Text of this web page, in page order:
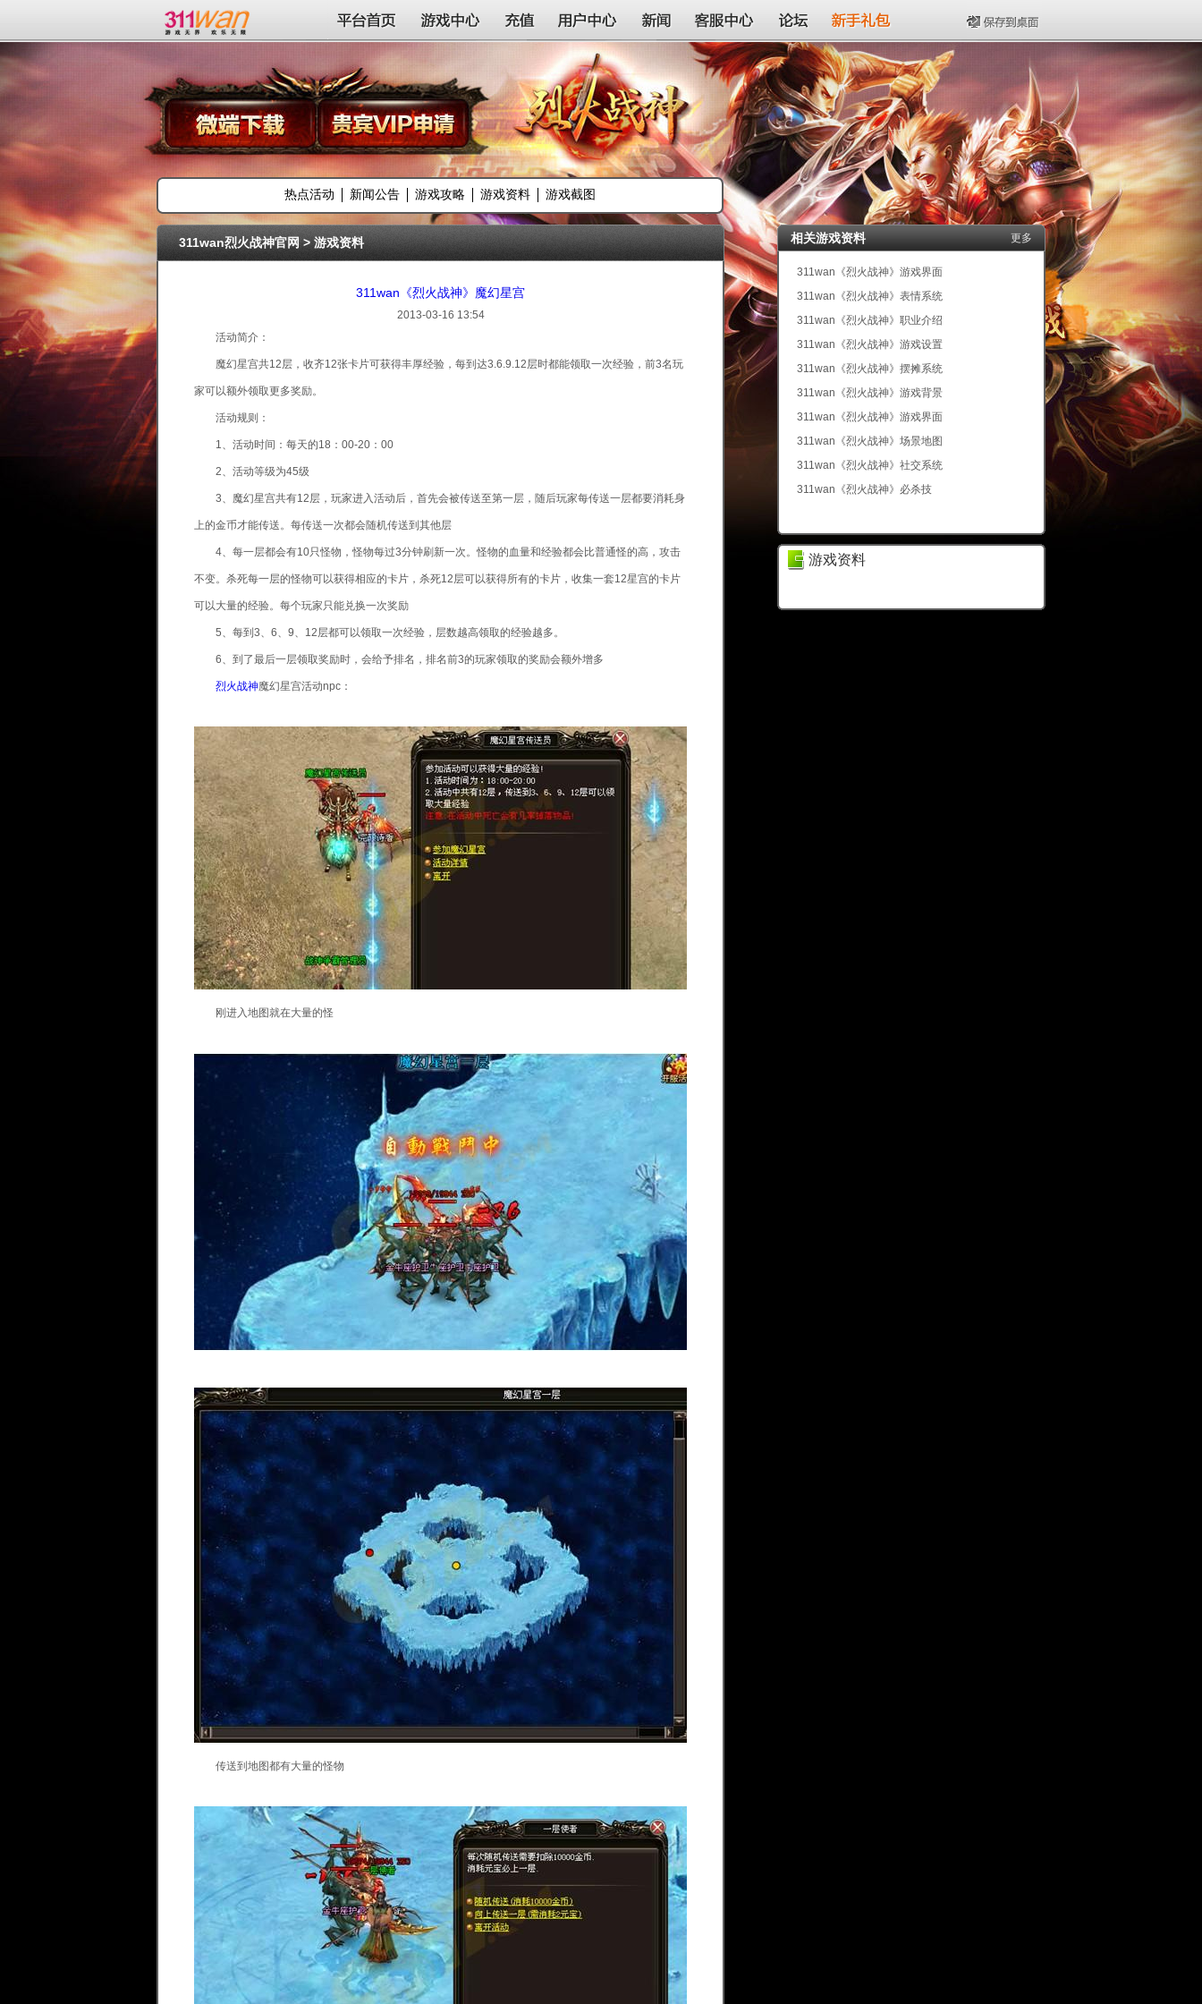
311wan平台 平台首页 游戏中心 充值 用户中心 新闻 客服中心 论坛 新手礼包 保存到桌面
热点活动 新闻公告 游戏攻略 游戏资料 游戏截图
311wan烈火战神官网>游戏资料
311wan《烈火战神》魔幻星宫
2013-03-16 13:54
活动简介：
魔幻星宫共12层，收齐12张卡片可获得丰厚经验，每到达3.6.9.12层时都能领取一次经验，前3名玩
家可以额外领取更多奖励。
活动规则：
1、活动时间：每天的18：00-20：00
2、活动等级为45级
3、魔幻星宫共有12层，玩家进入活动后，首先会被传送至第一层，随后玩家每传送一层都要消耗身
上的金币才能传送。每传送一次都会随机传送到其他层
4、每一层都会有10只怪物，怪物每过3分钟刷新一次。怪物的血量和经验都会比普通怪的高，攻击
不变。杀死每一层的怪物可以获得相应的卡片，杀死12层可以获得所有的卡片，收集一套12星宫的卡片
可以大量的经验。每个玩家只能兑换一次奖励
5、每到3、6、9、12层都可以领取一次经验，层数越高领取的经验越多。
6、到了最后一层领取奖励时，会给予排名，排名前3的玩家领取的奖励会额外增多
烈火战神魔幻星宫活动npc：
刚进入地图就在大量的怪
传送到地图都有大量的怪物
相关游戏资料 更多
311wan《烈火战神》游戏界面
311wan《烈火战神》表情系统
311wan《烈火战神》职业介绍
311wan《烈火战神》游戏设置
311wan《烈火战神》摆摊系统
311wan《烈火战神》游戏背景
311wan《烈火战神》游戏界面
311wan《烈火战神》场景地图
311wan《烈火战神》社交系统
311wan《烈火战神》必杀技
游戏资料